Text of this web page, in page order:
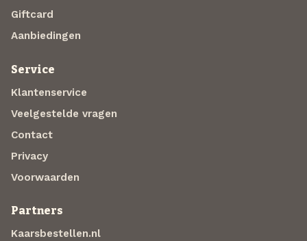
Giftcard
Aanbiedingen
Service
Klantenservice
Veelgestelde vragen
Contact
Privacy
Voorwaarden
Partners
Kaarsbestellen.nl